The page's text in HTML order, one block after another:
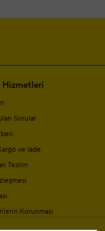
Sorular
ve İade
Teslim
Korunması